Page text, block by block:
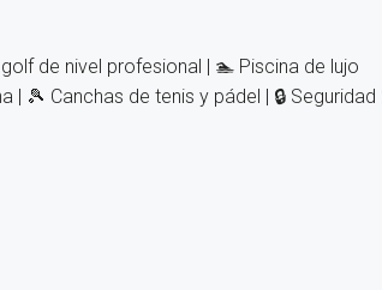
de nivel profesional | 🏊 Piscina de lujo
🎾 Canchas de tenis y pádel | 🔒